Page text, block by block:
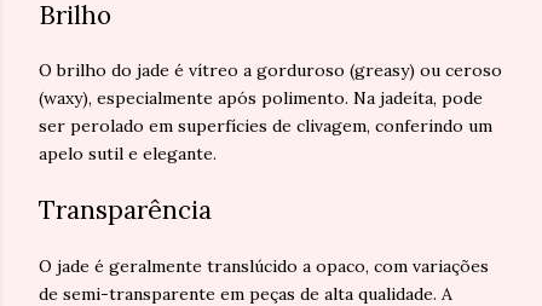
Brilho
O brilho do jade é vítreo a gorduroso (greasy) ou ceroso
(waxy), especialmente após polimento. Na jadeíta, pode
ser perolado em superfícies de clivagem, conferindo um
apelo sutil e elegante.
Transparência
O jade é geralmente translúcido a opaco, com variações
de semi-transparente em peças de alta qualidade. A